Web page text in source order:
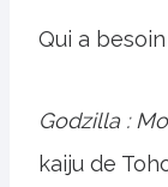
Qui a
Godzilla :
kaiju de